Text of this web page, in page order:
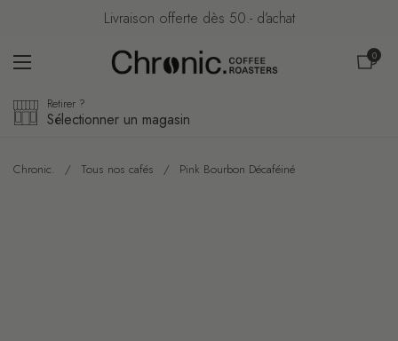
Passer au contenuLivraison offerte dès 50.- d’achat
Ouvrir le menu
Ouvrir le
0
Retirer ?
Sélectionner un magasin
Chronic. / Tous nos cafés / Pink Bourbon Décaféiné